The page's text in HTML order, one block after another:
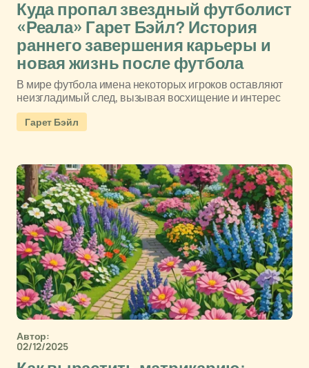
Куда пропал звездный футболист
«Реала» Гарет Бэйл? История
раннего завершения карьеры и
новая жизнь после футбола
В мире футбола имена некоторых игроков оставляют
неизгладимый след, вызывая восхищение и интерес
Гарет Бэйл
Автор:
02/12/2025